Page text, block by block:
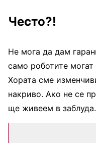
Често?!
Не мога да дам
само роботите могат
Хората сме
накриво. Ако не се
ще живеем в заблуда.